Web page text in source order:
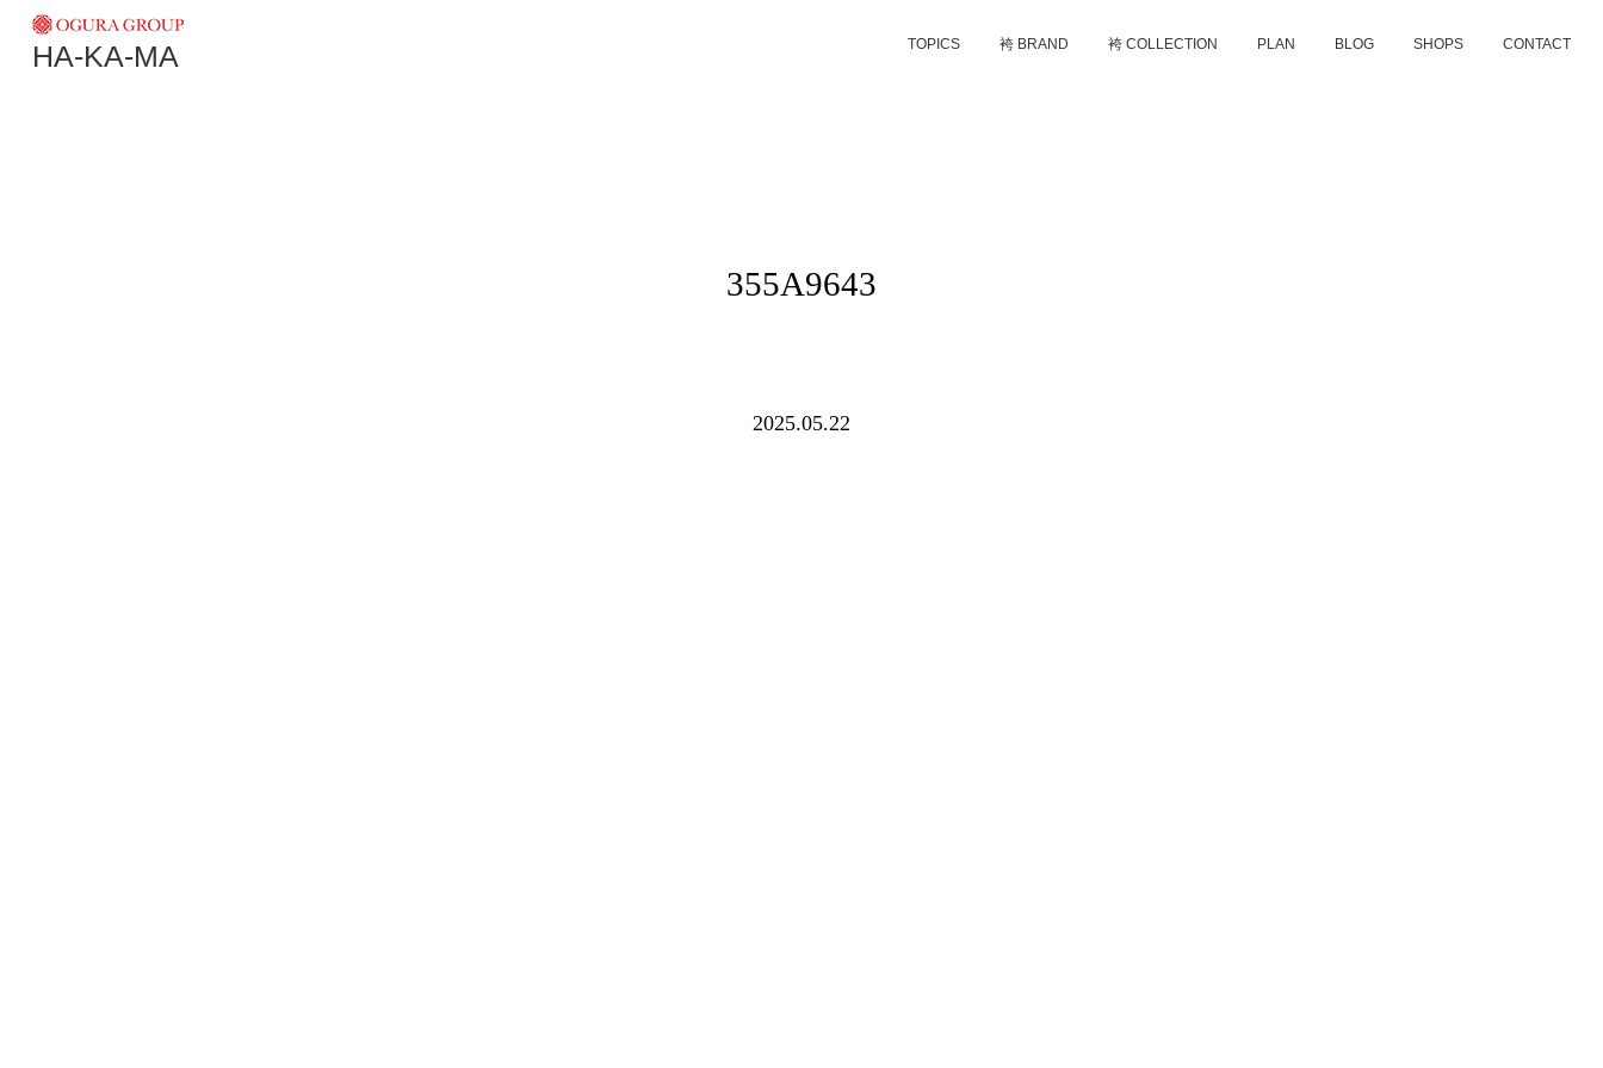
HA-KA-MA TOPICS 袴 BRAND 袴 COLLECTION PLAN BLOG SHOPS CONTACT
355A9643
2025.05.22